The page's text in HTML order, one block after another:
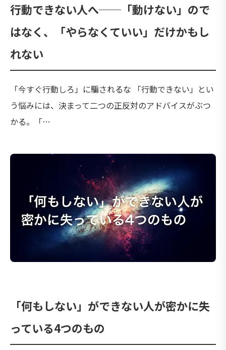
行動できない人へ──「動けない」ので
はなく、「やらなくていい」だけかもし
れない
「今すぐ行動しろ」に騙されるな 「行動できない」とい
う悩みには、決まって二つの正反対のアドバイスがぶつ
かる。「…
「何もしない」ができない人が密かに失
っている4つのもの